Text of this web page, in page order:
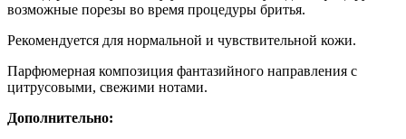
возможные порезы во время процедуры бритья.
Рекомендуется для нормальной и чувствительной кожи.
Парфюмерная композиция фантазийного направления с
цитрусовыми, свежими нотами.
Дополнительно: